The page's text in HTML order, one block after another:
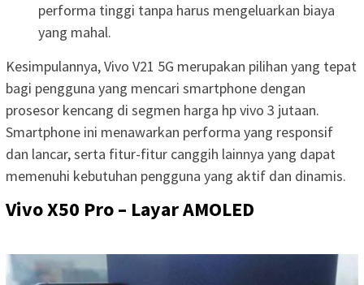
performa tinggi tanpa harus mengeluarkan biaya
yang mahal.
Kesimpulannya, Vivo V21 5G merupakan pilihan yang tepat
bagi pengguna yang mencari smartphone dengan
prosesor kencang di segmen harga hp vivo 3 jutaan.
Smartphone ini menawarkan performa yang responsif
dan lancar, serta fitur-fitur canggih lainnya yang dapat
memenuhi kebutuhan pengguna yang aktif dan dinamis.
Vivo X50 Pro – Layar AMOLED